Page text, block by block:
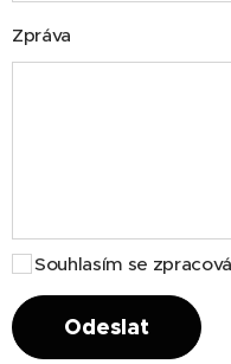
Zpráva
Souhlasím se
Odeslat